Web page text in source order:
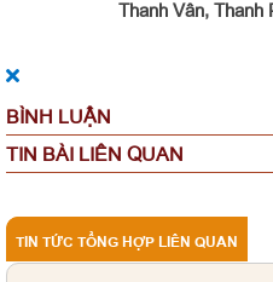
Thanh Vân,
BÌNH LUẬN
TIN BÀI LIÊN QUAN
TIN TỨC TỔNG HỢP LIÊN QUAN